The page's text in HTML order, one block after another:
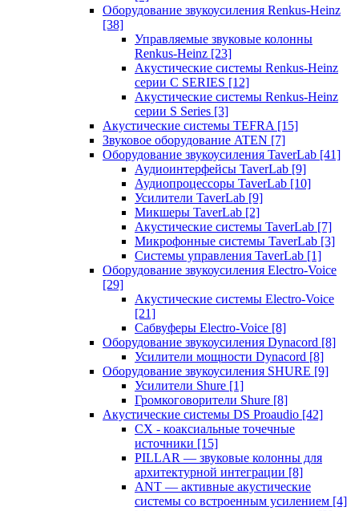
Оборудование звукоусиления Renkus-Heinz
[38]
Управляемые звуковые колонны
Renkus-Heinz [23]
Акустические системы Renkus-Heinz
серии C SERIES [12]
Акустические системы Renkus-Heinz
серии S Series [3]
Акустические системы TEFRA [15]
Звуковое оборудование ATEN [7]
Оборудование звукоусиления TaverLab [41]
Аудиоинтерфейсы TaverLab [9]
Аудиопроцессоры TaverLab [10]
Усилители TaverLab [9]
Микшеры TaverLab [2]
Акустические системы TaverLab [7]
Микрофонные системы TaverLab [3]
Системы управления TaverLab [1]
Оборудование звукоусиления Electro-Voice
[29]
Акустические системы Electro-Voice
[21]
Сабвуферы Electro-Voice [8]
Оборудование звукоусиления Dynacord [8]
Усилители мощности Dynacord [8]
Оборудование звукоусиления SHURE [9]
Усилители Shure [1]
Громкоговорители Shure [8]
Акустические системы DS Proaudio [42]
CX - коаксиальные точечные
источники [15]
PILLAR — звуковые колонны для
архитектурной интеграции [8]
ANT — активные акустические
системы со встроенным усилением [4]